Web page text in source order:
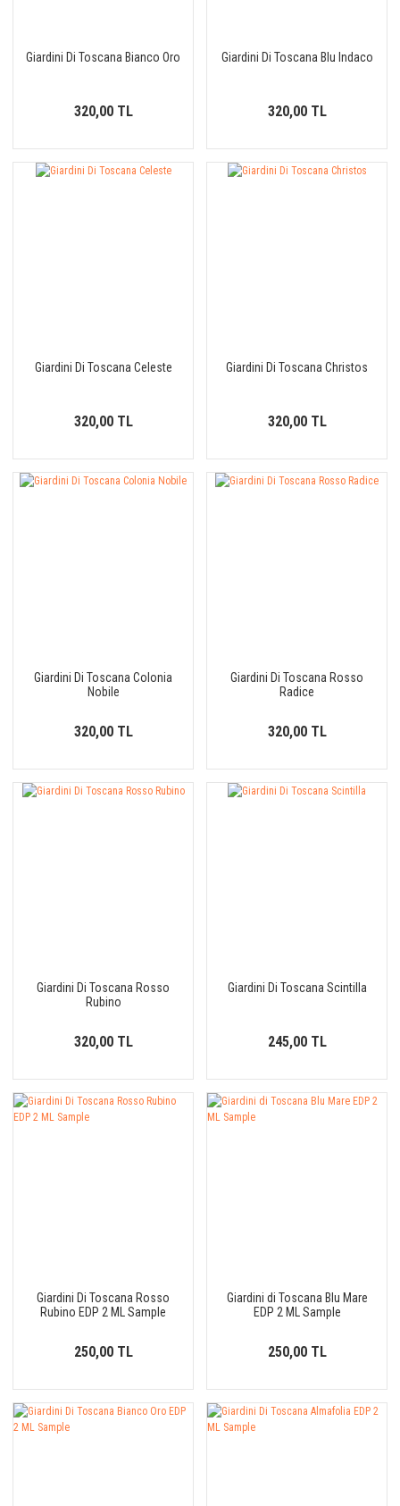
Giardini Di Toscana Bianco Oro
320,00 TL
Giardini Di Toscana Blu Indaco
320,00 TL
Giardini Di Toscana Celeste
320,00 TL
Giardini Di Toscana Christos
320,00 TL
Giardini Di Toscana Colonia
Nobile
320,00 TL
Giardini Di Toscana Rosso
Radice
320,00 TL
Giardini Di Toscana Rosso
Rubino
320,00 TL
Giardini Di Toscana Scintilla
245,00 TL
Giardini Di Toscana Rosso
Rubino EDP 2 ML Sample
250,00 TL
Giardini di Toscana Blu Mare
EDP 2 ML Sample
250,00 TL